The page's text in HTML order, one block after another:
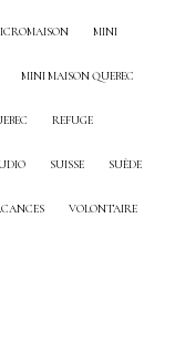
MINI
MINI MAISON QUEBEC
REFUGE
SUISSE SUÈDE
VOLONTAIRE